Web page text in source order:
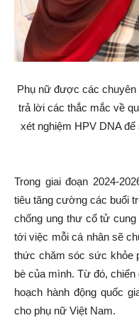
Phụ nữ được các
trả lời các thắc mắc về
xét nghiệm HPV DNA
Trong giai đoạn 2024-
tiêu tăng cường các buổi
chống ung thư cổ tử
tới việc mỗi cá nhân sẽ
thức chăm sóc sức khỏe
bè của mình. Từ đó,
hoạch hành động quốc
cho phụ nữ Việt Nam.